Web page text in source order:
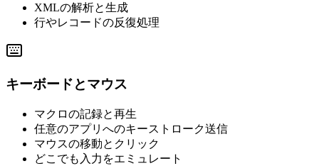
XMLの解析と生成
行やレコードの反復処理
キーボードとマウス
マクロの記録と再生
任意のアプリへのキーストローク送信
マウスの移動とクリック
どこでも入力をエミュレート